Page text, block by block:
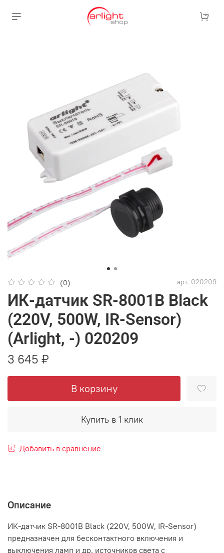
(0) арт. 020209
ИК-датчик SR-8001B Black
(220V, 500W, IR-Sensor)
(Arlight, -) 020209
3 645 ₽
В корзину
Купить в 1 клик
Добавить в сравнение
Описание
ИК-датчик SR-8001B Black (220V, 500W, IR-Sensor)
предназначен для бесконтактного включения и
выключения ламп и др. источников света с